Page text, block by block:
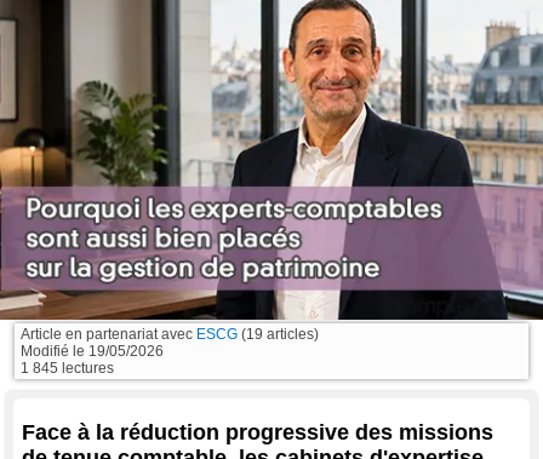
Article en partenariat avec ESCG (19 articles)
Modifié le 19/05/2026
1 845 lectures
Face à la réduction progressive des missions